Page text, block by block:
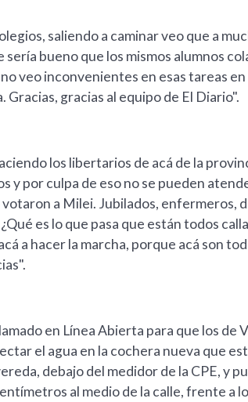
saliendo a caminar veo que a
bueno que los mismos alumnos
veo inconvenientes en esas tareas
gracias al equipo de El Diario".
los libertarios de acá de la
y por culpa de eso no se pueden
a Milei. Jubilados, enfermeros,
es lo que pasa que están todos
a hacer la marcha, porque acá son
en Línea Abierta para que los de
el agua en la cochera nueva que
debajo del medidor de la CPE, y
al medio de la calle, frente a